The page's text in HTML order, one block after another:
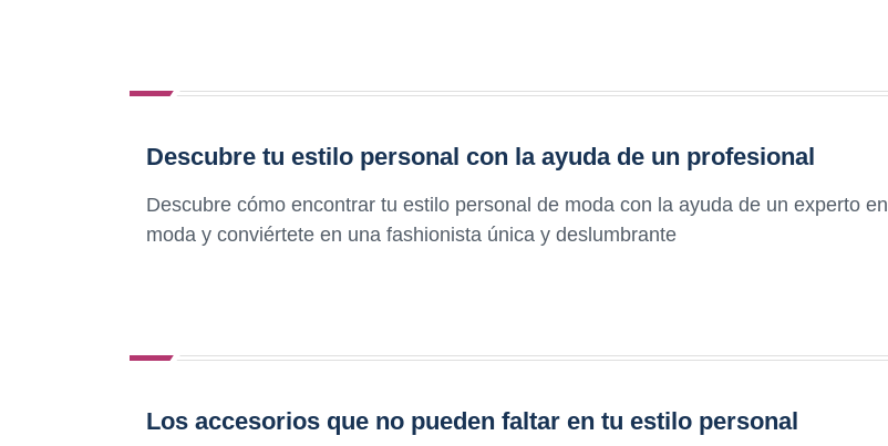
Descubre tu estilo personal con la ayuda de un profesional
Descubre cómo encontrar tu estilo personal de moda con la ayuda de un experto en
moda y conviértete en una fashionista única y deslumbrante
Los accesorios que no pueden faltar en tu estilo personal